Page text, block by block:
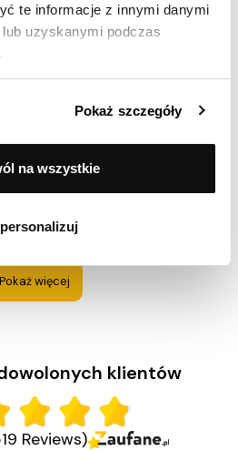
te informacje z innymi danymi
uzyskanymi podczas
Pokaż szczegóły
na wszystkie
wykonanie.
Pokaż więcej
klientów
Reviews)